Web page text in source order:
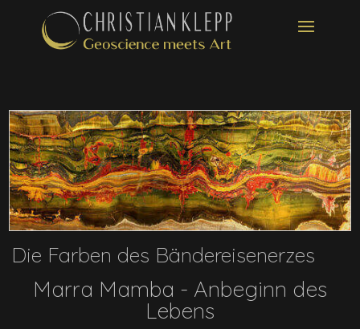
Die Farben des Bändereisenerzes
Marra Mamba - Anbeginn des
Lebens